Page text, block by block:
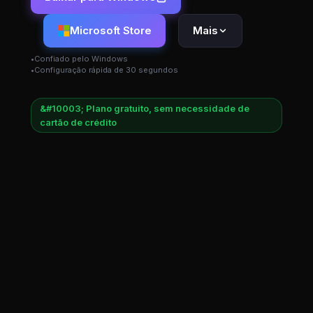
Microsoft Store
Confiado pelo Windows
Configuração rápida de 30 segundos
Mais
&#10003; Plano gratuito, sem necessidade de
cartão de crédito